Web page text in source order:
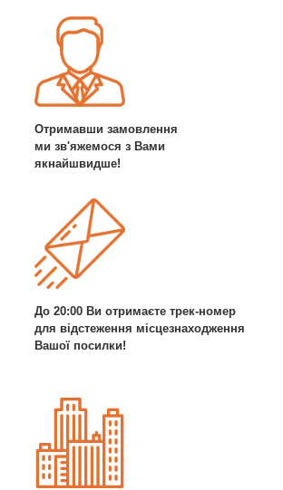
Отримавши замовлення
ми зв'яжемося з Вами
якнайшвидше!
До 20:00 Ви отримаєте трек-номер
для відстеження місцезнаходження
Вашої посилки!